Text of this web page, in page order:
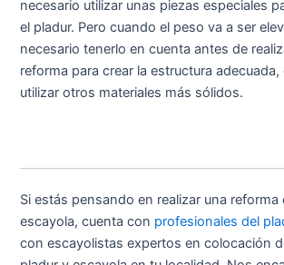
necesario utilizar unas piezas especiales
el pladur. Pero cuando el peso va a ser
necesario tenerlo en cuenta antes de
reforma para crear la estructura
utilizar otros materiales más sólidos.
Si estás pensando en realizar una reforma
escayola, cuenta con profesionales del
con escayolistas expertos en colocación